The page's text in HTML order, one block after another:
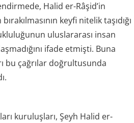
Halid er-Râşid’in
keyfi nitelik taşıdığı
uluslararası insan
ifade etmişti. Buna
bu çağrılar doğrultusunda
kuruluşları, Şeyh Halid er-